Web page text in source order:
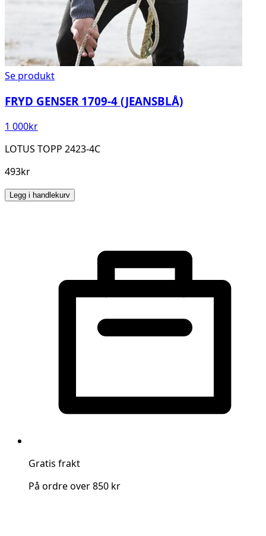
Se produkt
FRYD GENSER 1709-4 (JEANSBLÅ)
1 000kr
LOTUS TOPP 2423-4C
493kr
Legg i handlekurv
Gratis frakt
På ordre over 850 kr